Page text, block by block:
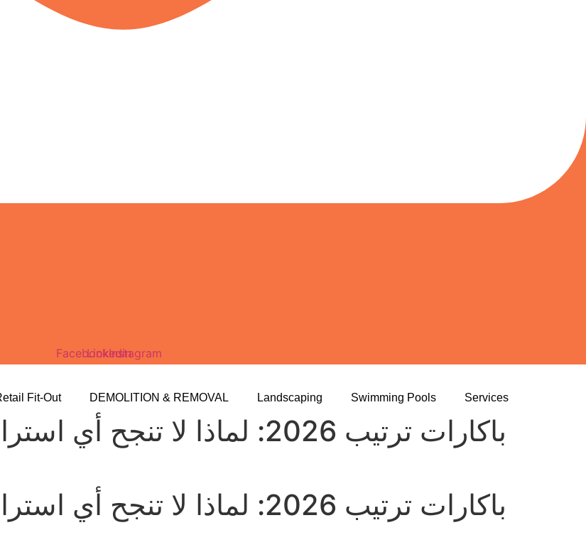
FacebookLinkedinInstagram
Fit-Out DEMOLITION & REMOVAL Landscaping Swimming Pools Services
باكارات ترتيب 2026: لماذا لا
باكارات ترتيب 2026: لماذا لا